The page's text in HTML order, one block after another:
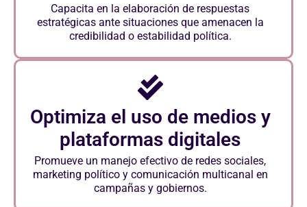
Capacita en la elaboración de respuestas
estratégicas ante situaciones que amenacen la
credibilidad o estabilidad política.
Optimiza el uso de medios y
plataformas digitales
Promueve un manejo efectivo de redes sociales,
marketing político y comunicación multicanal en
campañas y gobiernos.